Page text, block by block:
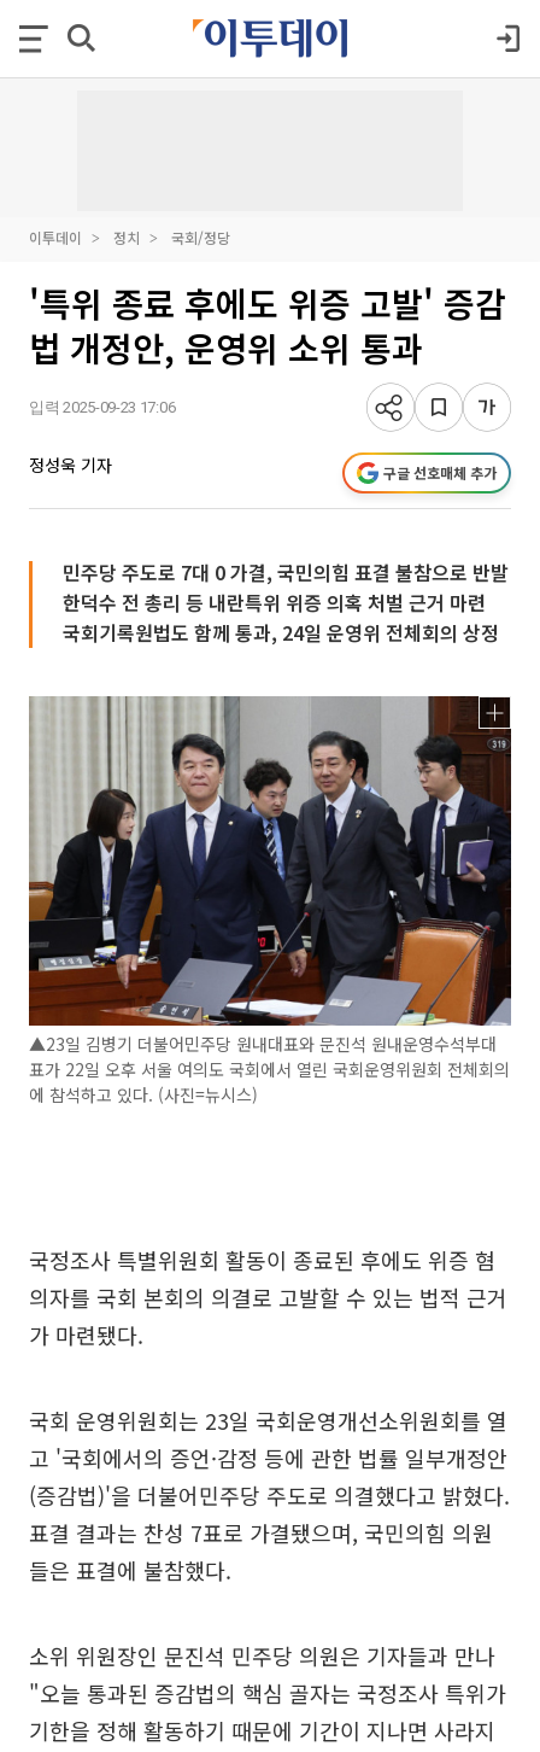
이투데이 정치 국회/정당
'특위 종료 후에도 위증 고발' 증감
법 개정안, 운영위 소위 통과
입력 2025-09-23 17:06
정성욱 기자 구글 선호매체 추가
민주당 주도로 7대 0 가결, 국민의힘 표결 불참으로 반발
한덕수 전 총리 등 내란특위 위증 의혹 처벌 근거 마련
국회기록원법도 함께 통과, 24일 운영위 전체회의 상정
▲23일 김병기 더불어민주당 원내대표와 문진석 원내운영수석부대
표가 22일 오후 서울 여의도 국회에서 열린 국회운영위원회 전체회의
에 참석하고 있다. (사진=뉴시스)
국정조사 특별위원회 활동이 종료된 후에도 위증 혐
의자를 국회 본회의 의결로 고발할 수 있는 법적 근거
가 마련됐다.
국회 운영위원회는 23일 국회운영개선소위원회를 열
고 '국회에서의 증언·감정 등에 관한 법률 일부개정안
(증감법)'을 더불어민주당 주도로 의결했다고 밝혔다.
표결 결과는 찬성 7표로 가결됐으며, 국민의힘 의원
들은 표결에 불참했다.
소위 위원장인 문진석 민주당 의원은 기자들과 만나
"오늘 통과된 증감법의 핵심 골자는 국정조사 특위가
기한을 정해 활동하기 때문에 기간이 지나면 사라지